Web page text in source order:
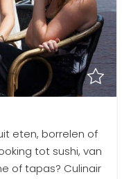
eten, borrelen of
tot sushi, van
of tapas? Culinair